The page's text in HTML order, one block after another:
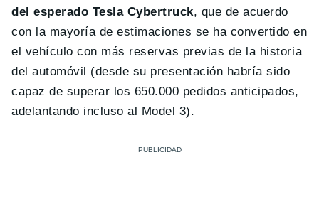
del esperado Tesla Cybertruck, que de acuerdo
con la mayoría de estimaciones se ha convertido en
el vehículo con más reservas previas de la historia
del automóvil (desde su presentación habría sido
capaz de superar los 650.000 pedidos anticipados,
adelantando incluso al Model 3).